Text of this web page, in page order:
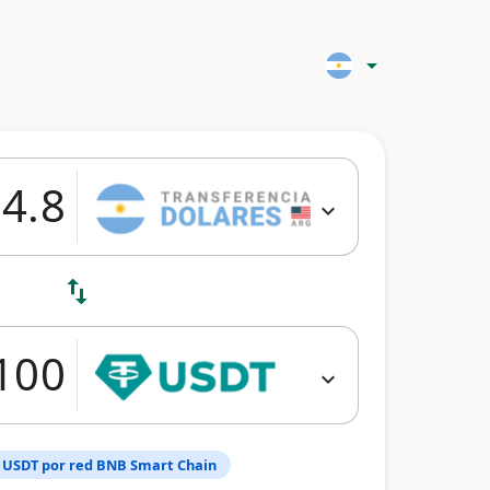
arrow_drop_down
expand_more
swap_vert
expand_more
USDT por red BNB Smart Chain